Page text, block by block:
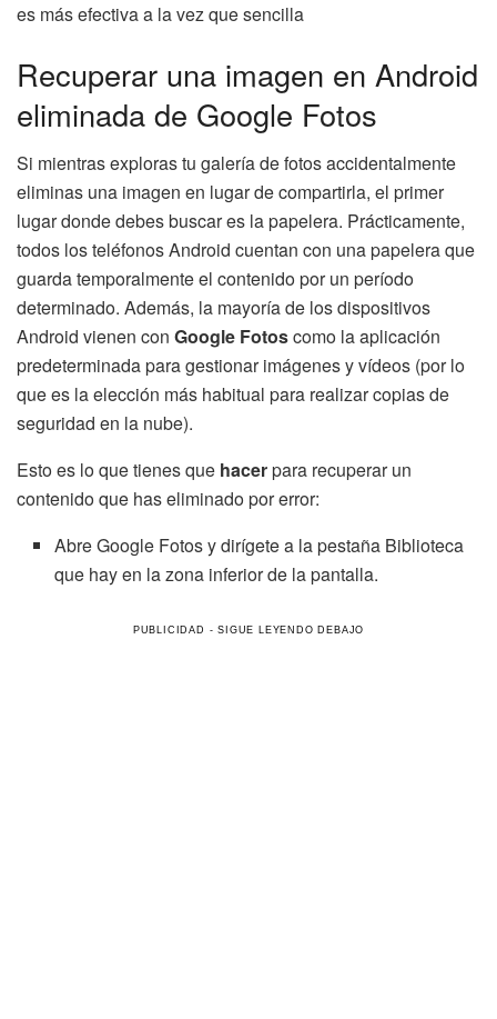
es más efectiva a la vez que sencilla
Recuperar una imagen en Android
eliminada de Google Fotos
Si mientras exploras tu galería de fotos accidentalmente
eliminas una imagen en lugar de compartirla, el primer
lugar donde debes buscar es la papelera. Prácticamente,
todos los teléfonos Android cuentan con una papelera que
guarda temporalmente el contenido por un período
determinado. Además, la mayoría de los dispositivos
Android vienen con Google Fotoscomo la aplicación
predeterminada para gestionar imágenes y vídeos (por lo
que es la elección más habitual para realizar copias de
seguridad en la nube).
Esto es lo que tienes que hacerpara recuperar un
contenido que has eliminado por error:
Abre Google Fotos y dirígete a la pestaña Biblioteca
que hay en la zona inferior de la pantalla.